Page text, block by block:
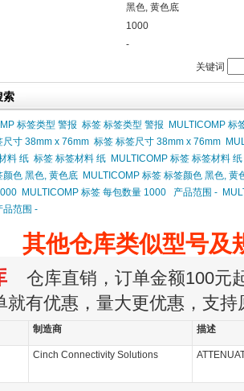
黑色, 黄色底
1000
-
关键词
索
标签类型 警报 标签 标签类型 警报
MULTICOMP 标
尺寸 38mm x 76mm 标签 标签尺寸 38mm x 76mm
料 纸 标签 标签材料 纸 MULTICOMP 标签 标签材料 纸
颜色 黑色, 黄色底 MULTICOMP 标签 标签颜色 黑色, 黄
MULTICOMP 标签 每包数量 1000 产品范围 -
品范围 -
其他仓库类似型号及
仓库直销，订单金额100元
就有优惠，量大更优惠，支持
制造商 描述
Cinch Connectivity Solutions